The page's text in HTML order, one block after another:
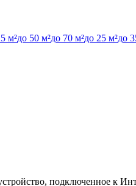
м²до 50 м²до 70 м²до 25 м²до
подключенное к